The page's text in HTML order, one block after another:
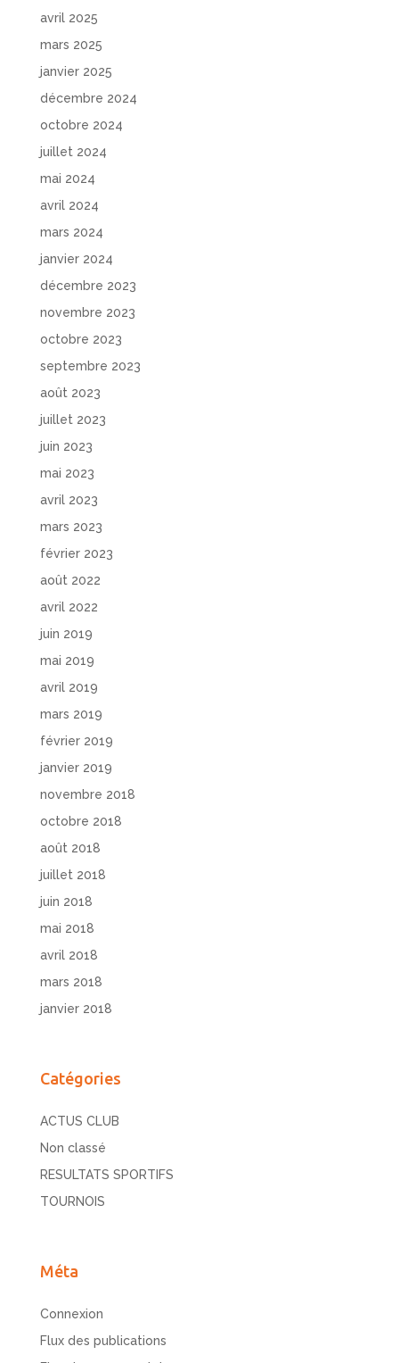
avril 2025
mars 2025
janvier 2025
décembre 2024
octobre 2024
juillet 2024
mai 2024
avril 2024
mars 2024
janvier 2024
décembre 2023
novembre 2023
octobre 2023
septembre 2023
août 2023
juillet 2023
juin 2023
mai 2023
avril 2023
mars 2023
février 2023
août 2022
avril 2022
juin 2019
mai 2019
avril 2019
mars 2019
février 2019
janvier 2019
novembre 2018
octobre 2018
août 2018
juillet 2018
juin 2018
mai 2018
avril 2018
mars 2018
janvier 2018
Catégories
ACTUS CLUB
Non classé
RESULTATS SPORTIFS
TOURNOIS
Méta
Connexion
Flux des publications